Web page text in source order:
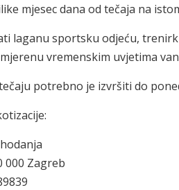
mjesec dana od tečaja na
laganu sportsku odjeću,
vremenskim uvjetima
potrebno je izvršiti do
000 Zagreb